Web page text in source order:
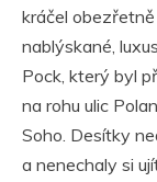
kráčel
nablýskané,
Pock, který byl
na rohu ulic
Soho. Desítky
a nenechaly si